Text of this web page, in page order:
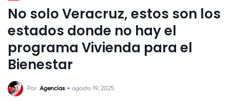
No solo Veracruz, estos son los
estados donde no hay el
programa Vivienda para el
Bienestar
Por Agencias agosto 19, 2025